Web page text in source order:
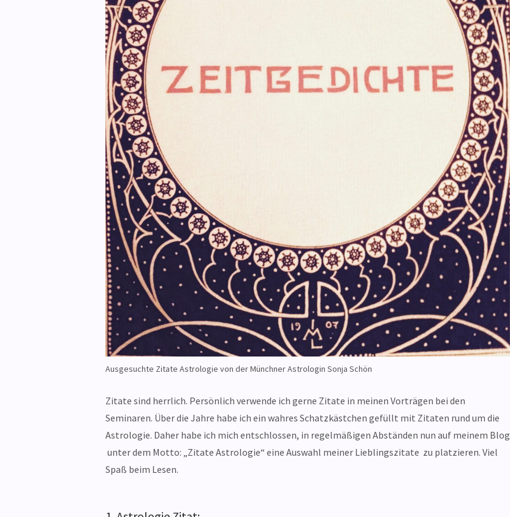
Ausgesuchte Zitate Astrologie von der Münchner Astrologin Sonja Schön
Zitate sind herrlich. Persönlich verwende ich gerne Zitate in meinen Vorträgen bei den
Seminaren. Über die Jahre habe ich ein wahres Schatzkästchen gefüllt mit Zitaten rund um die
Astrologie. Daher habe ich mich entschlossen, in regelmäßigen Abständen nun auf meinem Blog
unter dem Motto: „Zitate Astrologie“ eine Auswahl meiner Lieblingszitate zu platzieren. Viel
Spaß beim Lesen.